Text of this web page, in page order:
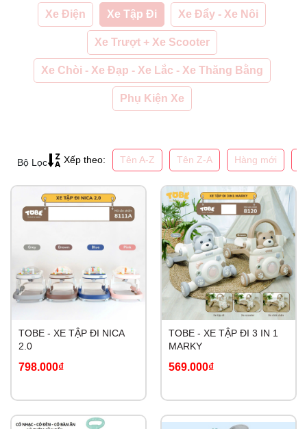
Xe Điện Xe Tập Đi Xe Đẩy - Xe Nôi
Xe Trượt + Xe Scooter
Xe Chòi - Xe Đạp - Xe Lắc - Xe Thăng Bằng
Phụ Kiện Xe
Bộ Lọc Xếp theo: Tên A-Z Tên Z-A Hàng mới
TOBE - XE TẬP ĐI NICA
2.0
798.000₫
TOBE - XE TẬP ĐI 3 IN 1
MARKY
569.000₫